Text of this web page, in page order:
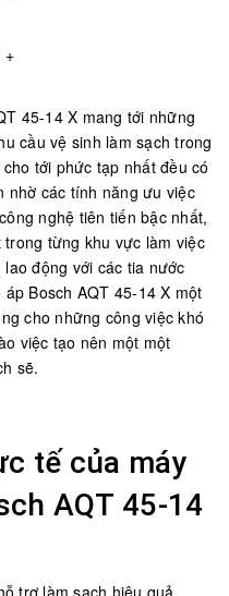
+
45-14 X mang tới những
cầu vệ sinh làm sạch trong
tới phức tạp nhất đều có
nhờ các tính năng ưu việc
nghệ tiên tiến bậc nhất,
từng khu vực làm việc
động với các tia nước
Bosch AQT 45-14 X một
cho những công việc khó
việc tạo nên một một
sẽ.
tế của máy
AQT 45-14
trợ làm sạch hiệu quả